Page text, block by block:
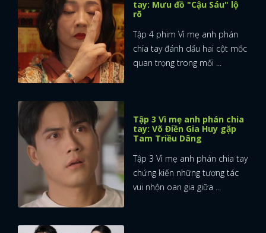
tay: Mưu đồ "Cậu Sáu" lộ
rõ
Tập 4 phim Vì mẹ anh phán
chia tay đánh dấu hai cột mốc
quan trọng trong mối ...
Tập 3 Vì mẹ anh phán chia
tay: Võ Điền Gia Huy gặp
Tam Triều Dâng
Tập 3 Vì mẹ anh phán chia tay
chứng kiến những tương tác
vui nhộn oan gia giữa ...